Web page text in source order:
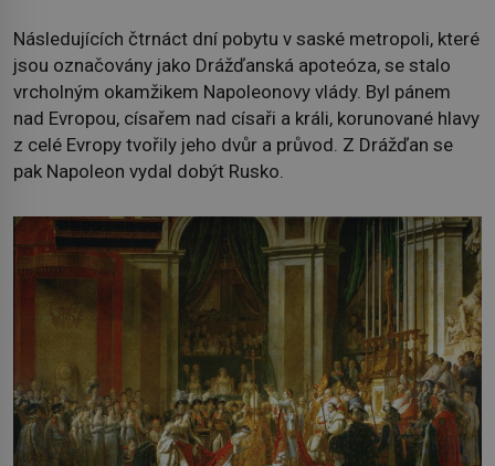
Následujících čtrnáct dní pobytu v saské metropoli, které
jsou označovány jako Drážďanská apoteóza, se stalo
vrcholným okamžikem Napoleonovy vlády. Byl pánem
nad Evropou, císařem nad císaři a králi, korunované hlavy
z celé Evropy tvořily jeho dvůr a průvod. Z Drážďan se
pak Napoleon vydal dobýt Rusko.